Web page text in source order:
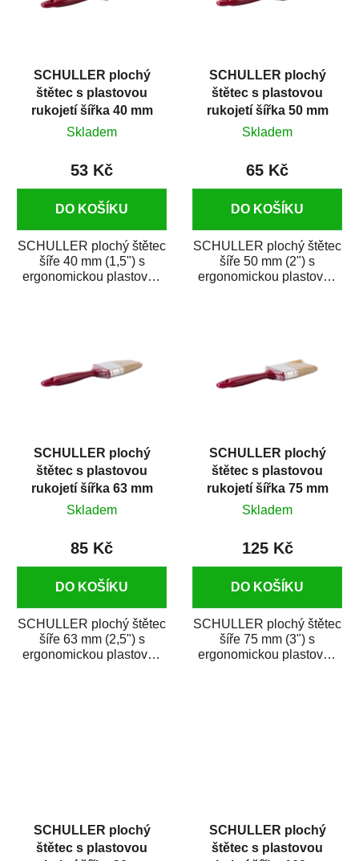
SCHULLER plochý
štětec s plastovou
rukojetí šířka 40 mm
Skladem
53 Kč
DO KOŠÍKU
SCHULLER plochý štětec
šíře 40 mm (1,5") s
ergonomickou plastovou
SCHULLER plochý
štětec s plastovou
rukojetí šířka 50 mm
Skladem
65 Kč
DO KOŠÍKU
SCHULLER plochý štětec
šíře 50 mm (2") s
ergonomickou plastovou
SCHULLER plochý
štětec s plastovou
rukojetí šířka 63 mm
Skladem
85 Kč
DO KOŠÍKU
SCHULLER plochý štětec
šíře 63 mm (2,5") s
ergonomickou plastovou
SCHULLER plochý
štětec s plastovou
rukojetí šířka 75 mm
Skladem
125 Kč
DO KOŠÍKU
SCHULLER plochý štětec
šíře 75 mm (3") s
ergonomickou plastovou
SCHULLER plochý
štětec s plastovou
SCHULLER plochý
štětec s plastovou